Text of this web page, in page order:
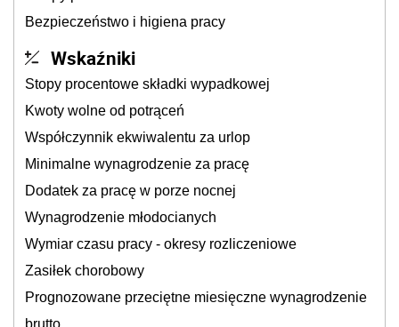
Bezpieczeństwo i higiena pracy
Wskaźniki
Stopy procentowe składki wypadkowej
Kwoty wolne od potrąceń
Współczynnik ekwiwalentu za urlop
Minimalne wynagrodzenie za pracę
Dodatek za pracę w porze nocnej
Wynagrodzenie młodocianych
Wymiar czasu pracy - okresy rozliczeniowe
Zasiłek chorobowy
Prognozowane przeciętne miesięczne wynagrodzenie
brutto